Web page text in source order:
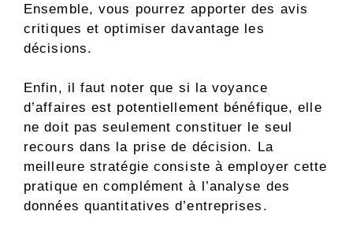
Ensemble, vous pourrez apporter des avis
critiques et optimiser davantage les
décisions.
Enfin, il faut noter que si la voyance
d’affaires est potentiellement bénéfique, elle
ne doit pas seulement constituer le seul
recours dans la prise de décision. La
meilleure stratégie consiste à employer cette
pratique en complément à l’analyse des
données quantitatives d’entreprises.